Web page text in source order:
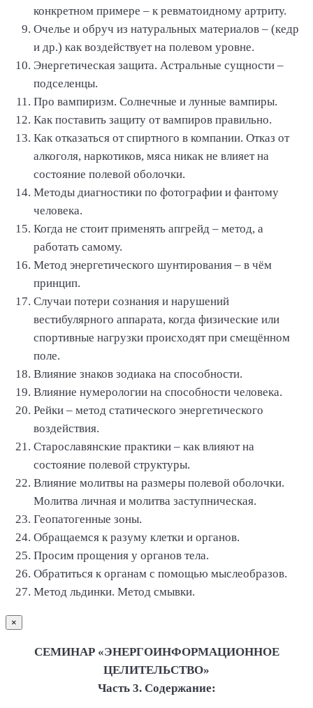
конкретном примере – к ревматоидному артриту.
Очелье и обруч из натуральных материалов – (кедр
и др.) как воздействует на полевом уровне.
Энергетическая защита. Астральные сущности –
подселенцы.
Про вампиризм. Солнечные и лунные вампиры.
Как поставить защиту от вампиров правильно.
Как отказаться от спиртного в компании. Отказ от
алкоголя, наркотиков, мяса никак не влияет на
состояние полевой оболочки.
Методы диагностики по фотографии и фантому
человека.
Когда не стоит применять апгрейд – метод, а
работать самому.
Метод энергетического шунтирования – в чём
принцип.
Случаи потери сознания и нарушений
вестибулярного аппарата, когда физические или
спортивные нагрузки происходят при смещённом
поле.
Влияние знаков зодиака на способности.
Влияние нумерологии на способности человека.
Рейки – метод статического энергетического
воздействия.
Старославянские практики – как влияют на
состояние полевой структуры.
Влияние молитвы на размеры полевой оболочки.
Молитва личная и молитва заступническая.
Геопатогенные зоны.
Обращаемся к разуму клетки и органов.
Просим прощения у органов тела.
Обратиться к органам с помощью мыслеобразов.
Метод льдинки. Метод смывки.
×
СЕМИНАР «ЭНЕРГОИНФОРМАЦИОННОЕ
ЦЕЛИТЕЛЬСТВО»
Часть 3. Содержание: